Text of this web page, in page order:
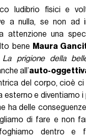
ludibrio fisici e
a nulla, se non ad
attenzione una
bene Maura
prigione della
all’auto-
del corpo, cioè ci
esterno e diventiamo i
ha delle
di fare e non
dentro e